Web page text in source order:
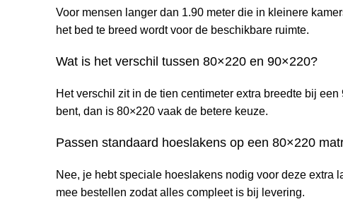
Voor mensen langer dan 1.90 meter die in kleinere
het bed te breed wordt voor de beschikbare ruimte.
Wat is het verschil tussen 80×220 en 90×220?
Het verschil zit in de tien centimeter extra breedte bij
bent, dan is 80×220 vaak de betere keuze.
Passen standaard hoeslakens op een 80×220
Nee, je hebt speciale hoeslakens nodig voor deze extra
mee bestellen zodat alles compleet is bij levering.